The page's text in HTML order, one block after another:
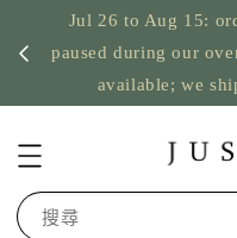
Jul 26 to Aug 15:
paused during our
available; we
搜尋